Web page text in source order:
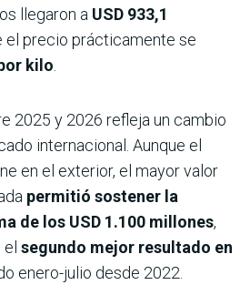
llegaron a USD 933,1
el precio prácticamente se
kilo.
2025 y 2026 refleja un cambio
internacional. Aunque el
en el exterior, el mayor valor
permitió sostener la
de los USD 1.100 millones,
segundo mejor resultado en
enero-julio desde 2022.